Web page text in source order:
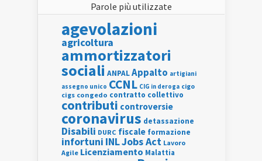
Parole più utilizzate
agevolazioni
agricoltura
ammortizzatori
sociali ANPALAppalto artigiani
assegno unico CCNL CIG in deroga cigo
cigs congedo contratto collettivo
contributi controversie
coronavirus detassazione
Disabili DURC fiscale formazione
infortuni INLJobs Act Lavoro
Agile Licenziamento Malattia